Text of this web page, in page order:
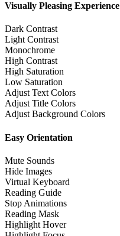
Visually Pleasing Experience
Dark Contrast
Light Contrast
Monochrome
High Contrast
High Saturation
Low Saturation
Adjust Text Colors
Adjust Title Colors
Adjust Background Colors
Easy Orientation
Mute Sounds
Hide Images
Virtual Keyboard
Reading Guide
Stop Animations
Reading Mask
Highlight Hover